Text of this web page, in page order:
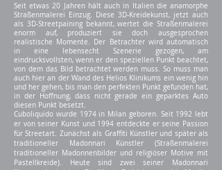
Seit etwas 20 Jahren hält auch in Italien die anamorphe
Straßenmalerei Einzug. Diese 3D-Kreidekunst, jetzt auch
als 3D-Streetpaining bekannt, wertet die Straßenmalerei
enorm auf, produziert sie doch ausgesprochen
realistische Momente. Der Betrachter wird automatisch
in eine lebensecht Szenerie gezogen, am
eindrucksvollsten, wenn er den speziellen Punkt beachtet,
von dem das Bild betrachtet werden muss. So muss man
auch hier an der Wand des Helios Klinikums ein wenig hin
und her gehen, bis man den perfekten Punkt gefunden hat,
in der Hoffnung, dass nicht gerade ein geparktes Auto
diesen Punkt besetzt.
Cuboliquido wurde 1974 in Milan geboren. Seit 1992 lebt
er von seiner Kunst und 1994 entdeckte er seine Passion
für Streetart. Zunächst als Graffiti Künstler und später als
traditioneller Madonnari Künstler (Straßenmalerei
traditioneller Madonnenbilder und religiöser Motive mit
Pastellkreide). Heute sind zwei seiner Madonnari